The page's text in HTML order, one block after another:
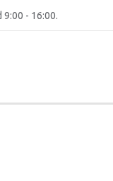
9:00 - 16:00.